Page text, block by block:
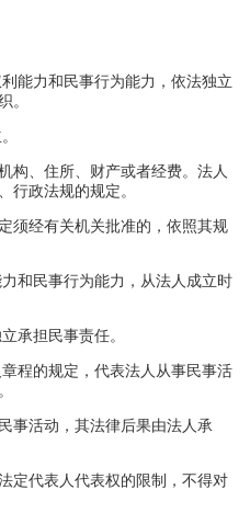
能力和民事行为能力，依法独立
。
构、住所、财产或者经费。法人
行政法规的规定。
须经有关机关批准的，依照其规
和民事行为能力，从法人成立时
承担民事责任。
程的规定，代表法人从事民事活
事活动，其法律后果由法人承
定代表人代表权的限制，不得对